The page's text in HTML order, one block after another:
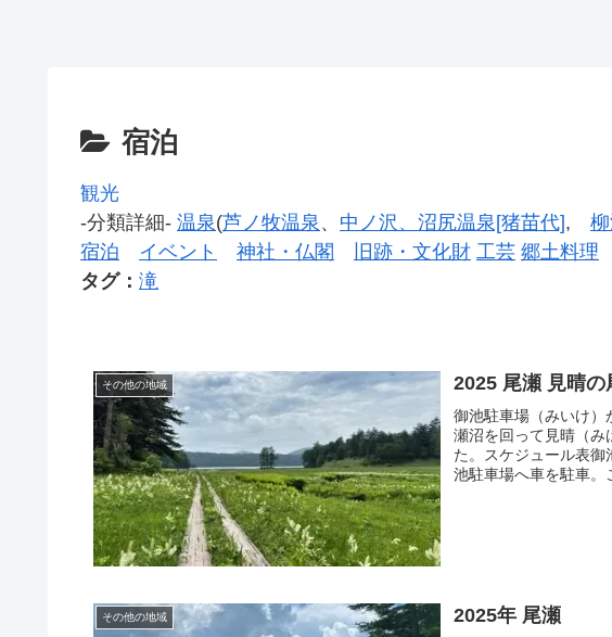
宿泊
観光
-分類詳細- 温泉(芦ノ牧温泉 、 中ノ沢、沼尻温泉[猪苗代],
宿泊
イベント 神社・仏閣 旧跡・文化財 工芸 郷土料理
タグ： 滝
その他の地域 2025 尾瀬 見晴の
御池駐車場（みいけ）
瀬沼を回って見晴（み
た。スケジュール表
池駐車場へ車を駐車。
その他の地域 2025年 尾瀬